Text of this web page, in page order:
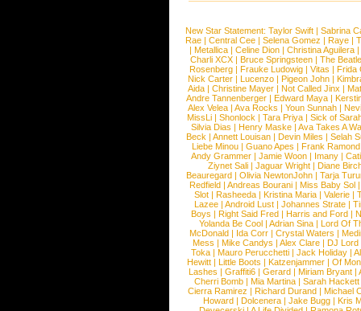
New Star Statement: Taylor Swift | Sabrina
Rae |Central Cee |Selena Gomez |Raye |
| Metallica | Celine Dion | Christina Aguilera |
Charli XCX |Bruce Springsteen |The
Rosenberg | Frauke Ludowig | Vitas | Frida
Nick Carter | Lucenzo | Pigeon John |
Aida |Christine Mayer |Not Called Jinx |
Andre Tannenberger | Edward Maya |
Alex Velea | Ava Rocks | Youn Sunnah |
MissLi | Shonlock | Tara Priya | Sick of
Silvia Dias |Henry Maske |Ava Takes A
Beck |Annett Louisan |Devin Miles |Selah
Liebe Minou |Guano Apes |Frank Ramond
Andy Grammer |Jamie Woon | Imany |
Ziynet Sali |Jaguar Wright |Diane
Beauregard |Olivia NewtonJohn |Tarja
Redfield | Andreas Bourani | Miss Baby Sol
Slot | Rasheeda | Kristina Maria | Valerie |
Lazee | Android Lust | Johannes Strate |
Boys | Right Said Fred | Harris and Ford |
Yolanda Be Cool |Adrian Sina |Lord Of
McDonald | Ida Corr |Crystal Waters |
Mess | Mike Candys | Alex Clare | DJ Lord
Toka | Mauro Perucchetti | Jack Holiday |
Hewitt |Little Boots |Katzenjammer |Of
Lashes |Graffiti6 |Gerard |Miriam Bryant |
Cherri Bomb | Mia Martina | Sarah Hackett
Cierra Ramirez | Richard Durand | Michael
Howard |Dolcenera |Jake Bugg |Kris